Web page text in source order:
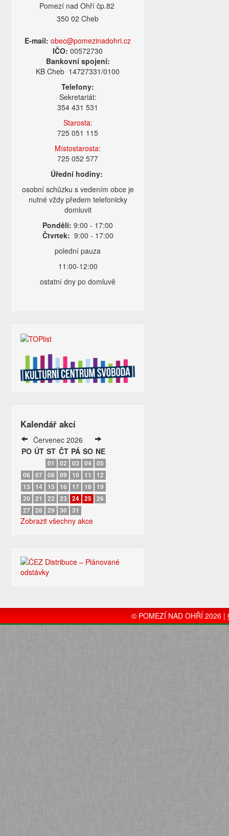
Pomezí nad Ohří čp.82
350 02 Cheb
E-mail: obec@pomezinadohri.cz
IČO:00572730
Bankovní spojení:
KB Cheb 14727331/0100
Telefony:
Sekretariát:
354 431 531
Starosta:
725 051 115
Místostarosta:
725 052 577
Úřední hodiny:
osobní schůzku s vedením obce je
nutné vždy předem telefonicky
domluvit
Pondělí: 9:00 - 17:00
Čtvrtek: 9:00 - 17:00
polední pauza
11:00-12:00
ostatní dny po domluvě
Kalendář akcí
Červenec 2026
PO ÚT ST ČT PÁ SO NE
01 02 03 04
05
06
07 08 09 10 11
12
13
14 15 16 17 18
19
20
21 22 23 24 25
26
27 28 29 30 31
Zobrazit všechny akce
© POMEZÍ NAD OHŘÍ 2026 |